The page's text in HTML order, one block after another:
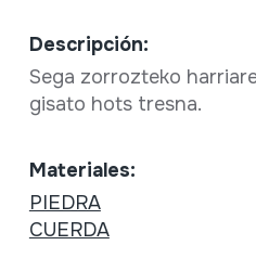
Descripción:
Sega zorrozteko
gisato hots tresna.
Materiales:
PIEDRA
CUERDA